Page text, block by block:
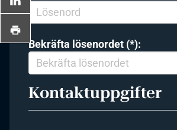
Bekräfta lösenordet (*):
Kontaktuppgifter